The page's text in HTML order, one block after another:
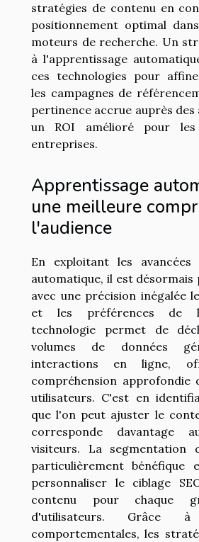
stratégies de contenu en
positionnement optimal
moteurs de recherche. Un
à l'apprentissage
ces technologies pour
les campagnes de
pertinence accrue auprès des
un ROI amélioré pour
entreprises.
Apprentissage
une meilleure
l'audience
En exploitant les avancées
automatique, il est désormais
avec une précision inégalée
et les préférences de
technologie permet de
volumes de données
interactions en ligne,
compréhension approfondie
utilisateurs. C'est en
que l'on peut ajuster le
corresponde davantage
visiteurs. La segmentation
particulièrement bénéfique
personnaliser le ciblage
contenu pour chaque
d'utilisateurs. Grâce
comportementales, les